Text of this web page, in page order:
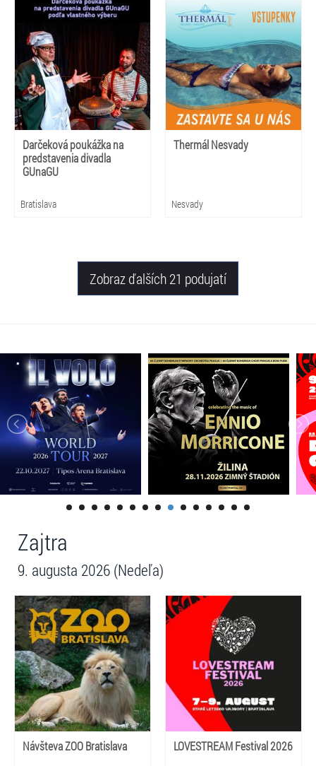
Darčeková poukážka na
predstavenia divadla
GUnaGU
Bratislava
Thermál Nesvady
Nesvady
Zobraz ďalších 21 podujatí
Zajtra
9. augusta 2026 (Nedeľa)
Návšteva ZOO Bratislava LOVESTREAM Festival 2026